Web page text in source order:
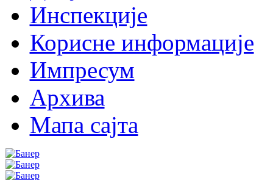
Инспекције
Корисне информације
Импресум
Архива
Мапа сајта